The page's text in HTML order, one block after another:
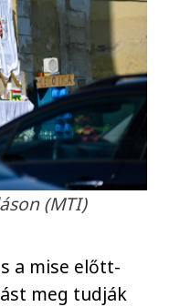
(MTI)
a mise előtt-
meg tudják